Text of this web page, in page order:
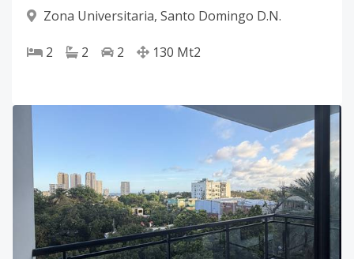
Zona Universitaria, Santo Domingo D.N.
2 2 2 130 Mt2